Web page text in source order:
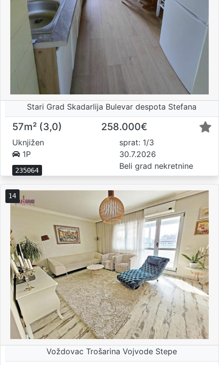
Stari Grad Skadarlija Bulevar despota Stefana
57m² (3,0) 258.000€
Uknjižen
1P
235064
sprat: 1/3
30.7.2026
Beli grad nekretnine
14
Voždovac Trošarina Vojvode Stepe